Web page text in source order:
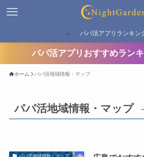
パパ活アプリランキン
パパ活アプリおすすめラン
ホーム パパ活地域情報・マップ
パパ活地域情報・マップ
パパ活地域情報・マップ